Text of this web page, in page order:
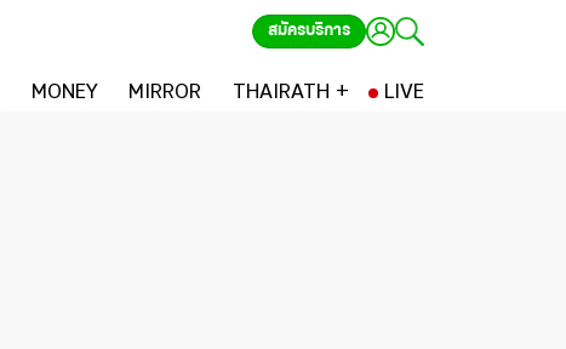
สมัครบริการ
MONEY MIRROR THAIRATH + LIVE